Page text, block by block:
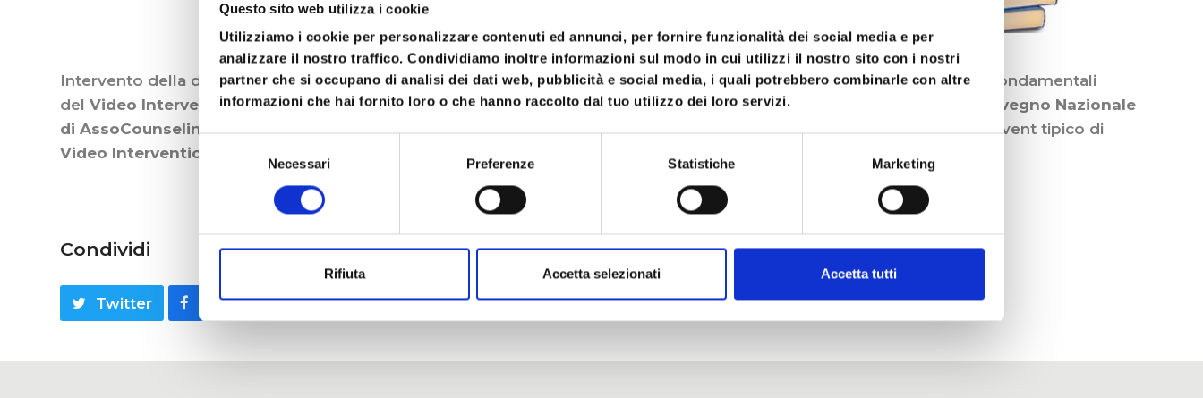
Questo sito web utilizza i cookie
Utilizziamo i cookie per personalizzare contenuti ed annunci, per fornire funzionalità dei social media e per
analizzare il nostro traffico. Condividiamo inoltre informazioni sul modo in cui utilizzi il nostro sito con i nostri
partner che si occupano di analisi dei dati web, pubblicità e social media, i quali potrebbero combinarle con altre
informazioni che hai fornito loro o che hanno raccolto dal tuo utilizzo dei loro servizi.
Necessari Preferenze Statistiche Marketing
Rifiuta Accetta selezionati Accetta tutti
Intervento della dott.ssaAnnamaria Napoletanoal Convegno Nazionale di AssoCounselingper illustrare i sei passi fondamentali
delVideo Intervention Therapy (VIT).Questo video propone l’intervento della dott.ssaAnnamaria Napoletano
Convegno Nazionale
di AssoCounselingtenuto a Milano nel mese di Aprile 2013. Nel video sono riassunti i sei passi fondamentali di un intervent tipico di
Video Intervention Therapy (VIT)
Condividi
Twitter Facebook LinkedIn Email